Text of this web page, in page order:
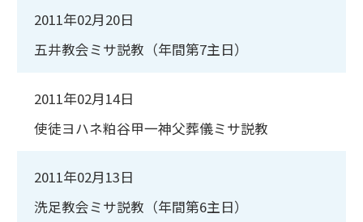
2011年02月20日
五井教会ミサ説教（年間第7主日）
2011年02月14日
使徒ヨハネ粕谷甲一神父葬儀ミサ説教
2011年02月13日
洗足教会ミサ説教（年間第6主日）